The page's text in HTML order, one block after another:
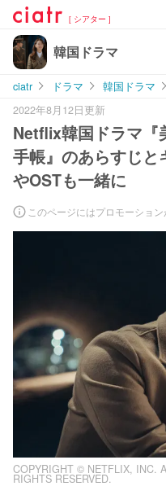
[ シアター ]
韓国ドラマ
ciatr ドラマ 韓国ドラマ
2022年8月12日更新
Netflix韓国ドラマ『
手帳』のあらすじと
やOSTも一緒に
このページにはプロモーショ
COPYRIGHT © NETFLIX, INC.
RIGHTS RESERVED.